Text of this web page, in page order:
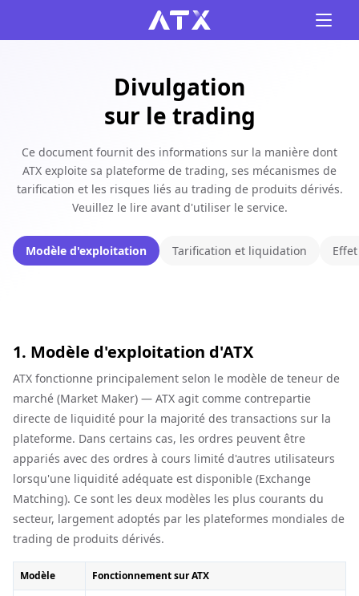
Divulgation
sur le trading
Ce document fournit des informations sur la manière dont
ATX exploite sa plateforme de trading, ses mécanismes de
tarification et les risques liés au trading de produits dérivés.
Veuillez le lire avant d'utiliser le service.
Modèle d'exploitation Tarification et liquidation
1. Modèle d'exploitation d'ATX
ATX fonctionne principalement selon le modèle de teneur de
marché (Market Maker) — ATX agit comme contrepartie
directe de liquidité pour la majorité des transactions sur la
plateforme. Dans certains cas, les ordres peuvent être
appariés avec des ordres à cours limité d'autres utilisateurs
lorsqu'une liquidité adéquate est disponible (Exchange
Matching). Ce sont les deux modèles les plus courants du
secteur, largement adoptés par les plateformes mondiales de
trading de produits dérivés.
Modèle Fonctionnement sur ATX